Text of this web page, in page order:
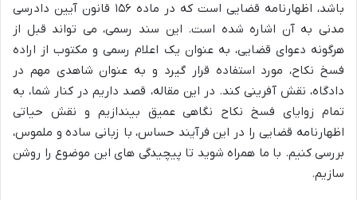
باشد، اظهارنامه قضایی است که در ماده ۱۵۶ قانون آیین دادرسی
مدنی به آن اشاره شده است. این سند رسمی، می تواند قبل از
هرگونه دعوای قضایی، به عنوان یک اعلام رسمی و مکتوب از اراده
فسخ نکاح، مورد استفاده قرار گیرد و به عنوان شاهدی مهم در
دادگاه، نقش آفرینی کند. در این مقاله، قصد داریم در کنار شما، به
تمام زوایای فسخ نکاح نگاهی عمیق بیندازیم و نقش حیاتی
اظهارنامه قضایی را در این فرآیند حساس، با زبانی ساده و ملموس،
بررسی کنیم. با ما همراه شوید تا پیچیدگی های این موضوع را روشن
سازیم.